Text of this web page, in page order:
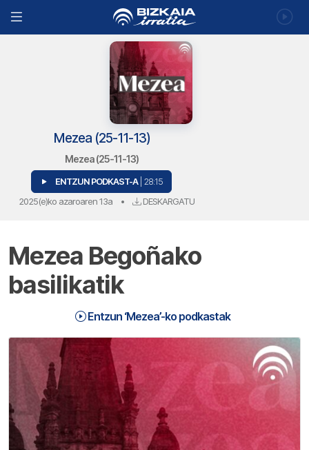
Mezea (25-11-13)
Mezea (25-11-13)
ENTZUN PODKAST-A | 28:15
2025(e)ko azaroaren 13a • DESKARGATU
Mezea Begoñako
basilikatik
Entzun ‘Mezea’-ko podkastak